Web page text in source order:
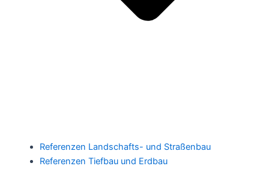
Referenzen Landschafts- und Straßenbau
Referenzen Tiefbau und Erdbau